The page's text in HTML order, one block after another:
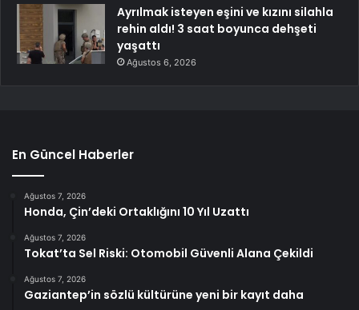
Ayrılmak isteyen eşini ve kızını silahla
rehin aldı! 3 saat boyunca dehşeti
yaşattı
Ağustos 6, 2026
En Güncel Haberler
Ağustos 7, 2026
Honda, Çin’deki Ortaklığını 10 Yıl Uzattı
Ağustos 7, 2026
Tokat’ta Sel Riski: Otomobil Güvenli Alana Çekildi
Ağustos 7, 2026
Gaziantep’in sözlü kültürüne yeni bir kayıt daha